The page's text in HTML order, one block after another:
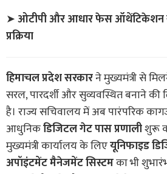
➤ओटीपी और आधार फेस ऑथेंटिकेशन से
प्रक्रिया
हिमाचल प्रदेश सरकारने मुख्यमंत्री से
सरल, पारदर्शी और सुव्यवस्थित बनाने की
है। राज्य सचिवालय में अब पारंपरिक
आधुनिकडिजिटल गेट पास प्रणालीशुरू
मुख्यमंत्री कार्यालय के लिएयूनिफाइड
अपॉइंटमेंट मैनेजमेंट सिस्टमका भी